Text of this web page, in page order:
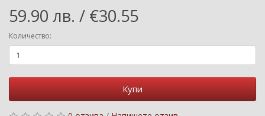
59.90 лв. / €30.55
Количество:
Купи